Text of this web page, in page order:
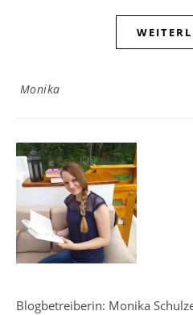
Monika
Blogbetreiberin: Monika